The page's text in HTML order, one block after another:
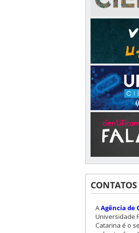
CONTATOS
AAgência de
Universidade
Catarina é o